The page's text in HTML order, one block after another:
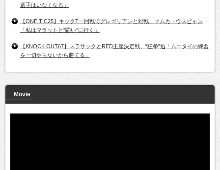
選手はいなくなる」
【ONE TIC25】キックT一回戦でグレゴリアンと対戦、マムカ・ウスビャン
「私はマラットと“闘い”に行く」
【KNOCK OUT67】スラサックとRED王座決定戦、“狂拳”迅「ムエタイの練習
を一切やらないから勝てる」
Movie